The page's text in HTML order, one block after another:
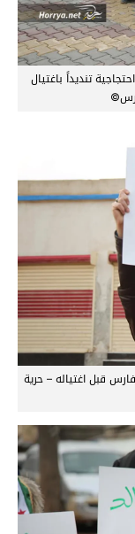
تنديداً باغتيال
قبل اغتياله – حرية